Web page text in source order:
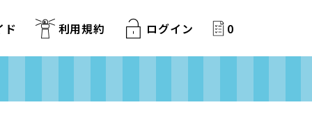
ド 利用規約 ログイン 0